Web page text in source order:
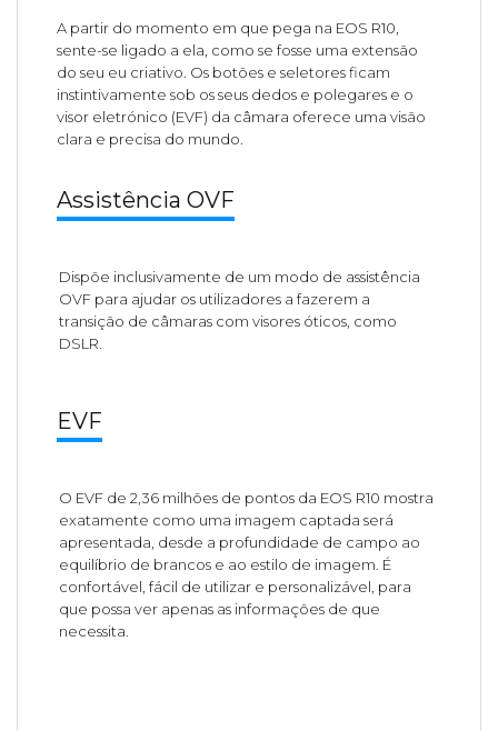
A partir do momento em que pega na EOS R10,
sente-se ligado a ela, como se fosse uma extensão
do seu eu criativo. Os botões e seletores ficam
instintivamente sob os seus dedos e polegares e o
visor eletrónico (EVF) da câmara oferece uma visão
clara e precisa do mundo.
Assistência OVF
Dispõe inclusivamente de um modo de assistência
OVF para ajudar os utilizadores a fazerem a
transição de câmaras com visores óticos, como
DSLR.
EVF
O EVF de 2,36 milhões de pontos da EOS R10 mostra
exatamente como uma imagem captada será
apresentada, desde a profundidade de campo ao
equilíbrio de brancos e ao estilo de imagem. É
confortável, fácil de utilizar e personalizável, para
que possa ver apenas as informações de que
necessita.